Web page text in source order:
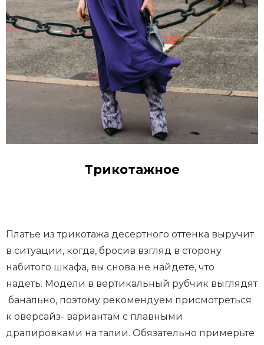
Трикотажное
Платье из трикотажа десертного оттенка выручит
в ситуации, когда, бросив взгляд в сторону
набитого шкафа, вы снова не найдете, что
надеть. Модели в вертикальный рубчик выглядят
банально, поэтому рекомендуем присмотреться
к оверсайз- вариантам с плавными
драпировками на талии. Обязательно примерьте